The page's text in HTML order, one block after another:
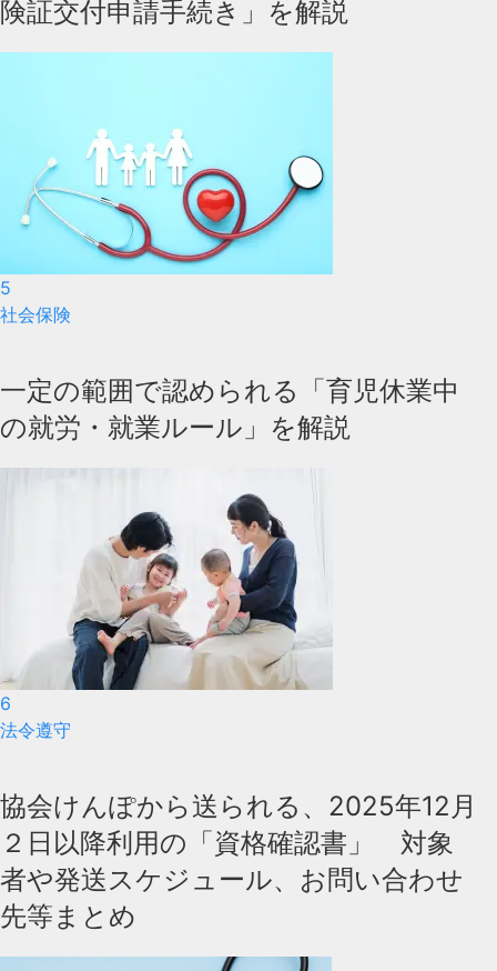
険証交付申請手続き」を解説
5
社会保険
一定の範囲で認められる「育児休業中
の就労・就業ルール」を解説
6
法令遵守
協会けんぽから送られる、2025年12月
２日以降利用の「資格確認書」 対象
者や発送スケジュール、お問い合わせ
先等まとめ